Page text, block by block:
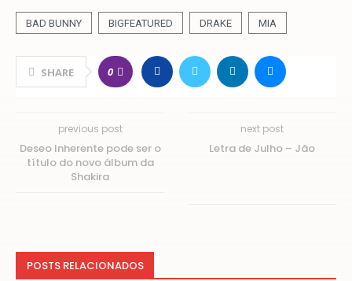
BAD BUNNY BIGFEATURED DRAKE MIA
SHARE 0
previous post
Deseo Inherente pode ser o
título do novo álbum da
Shakira
next post
Letra de Julho – Jão
POSTS RELACIONADOS